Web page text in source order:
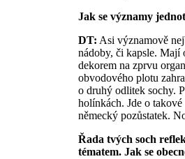
Jak se významy
DT: Asi významově
nádoby, či kapsle. Mají
dekorem na zprvu
obvodového plotu
o druhý odlitek sochy.
holínkách. Jde o
německý pozůstatek.
Řada tvých soch
tématem. Jak se